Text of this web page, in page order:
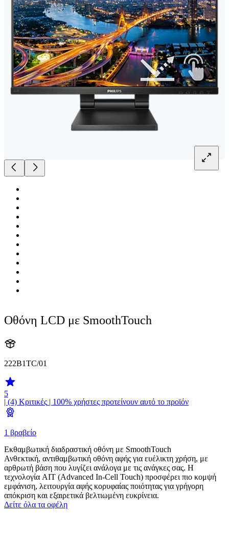
Οθόνη LCD με SmoothTouch
222B1TC/01
5
| (4) Κριτικές | 100% χρήστες προτείνουν αυτό το προϊόν
1 βραβείο
Εκθαμβωτική διαδραστική οθόνη με SmoothTouch
Ανθεκτική, αντιθαμβωτική οθόνη αφής για ευέλικτη χρήση, με
αρθρωτή βάση που λυγίζει ανάλογα με τις ανάγκες σας. Η
τεχνολογία AIT (Advanced In-Cell Touch) προσφέρει πιο κομψή
εμφάνιση, λειτουργία αφής κορυφαίας ποιότητας για γρήγορη
απόκριση και εξαιρετικά βελτιωμένη ευκρίνεια.
Δείτε όλα τα οφέλη